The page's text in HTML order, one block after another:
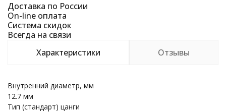
Доставка по России
On-line оплата
Система скидок
Всегда на связи
Характеристики
Отзывы
Внутренний диаметр, мм
12.7 мм
Тип (стандарт) цанги